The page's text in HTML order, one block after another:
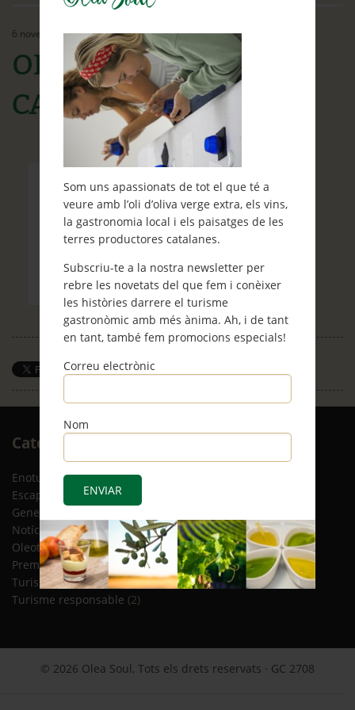
Som uns apassionats de tot el que té a
veure amb l’oli d’oliva verge extra, els vins,
la gastronomia local i els paisatges de les
terres productores catalanes.
Subscriu-te a la nostra newsletter per
rebre les novetats del que fem i conèixer
les històries darrere el turisme
gastronòmic amb més ànima. Ah, i de tant
en tant, també fem promocions especials!
Correu electrònic
Nom
Contacte
Què et ve de gust fer?
Blog
6 novembre, 2019
OLYMPUS DIGITAL
CAMERA
Save
Categories
Enoturisme(5)
Escapades
(12)
General
Notícies(4)
Oleoturisme(13)
Premsa(2)
Turisme gastronòmic(15)
Turisme responsable (2)
© 2026 Olea Soul, Tots els drets reservats · GC 2708